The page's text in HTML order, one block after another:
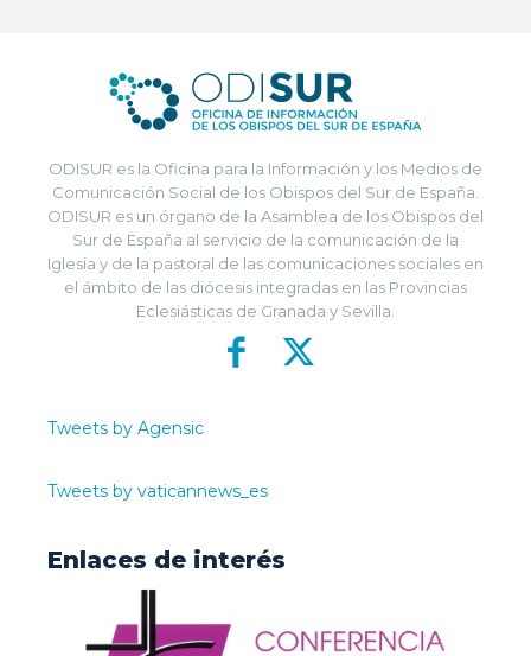
ODISUR es la Oficina para la Información y los Medios de
Comunicación Social de los Obispos del Sur de España.
ODISUR es un órgano de la Asamblea de los Obispos del
Sur de España al servicio de la comunicación de la
Iglesia y de la pastoral de las comunicaciones sociales en
el ámbito de las diócesis integradas en las Provincias
Eclesiásticas de Granada y Sevilla.
Tweets by Agensic
Tweets by vaticannews_es
Enlaces de interés